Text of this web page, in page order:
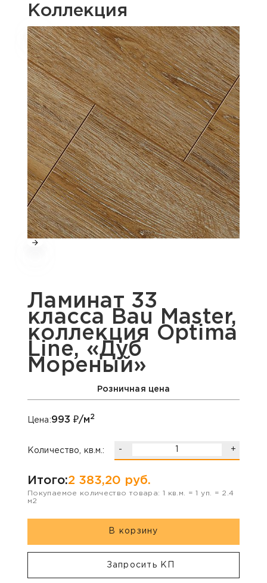
Коллекция
Ламинат 33
класса Bau Master,
коллекция Optima
Line, «Дуб
Мореный»
Розничная цена
Цена:993 ₽/м2
Количество, кв.м.: - +
Итого:2 383,20 руб.
Покупаемое количество товара: 1 кв.м. =1 уп. = 2.4
м2
В корзину
Запросить КП